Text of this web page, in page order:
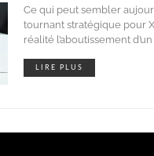
Ce qui peut sembler
tournant stratégique pour
réalité l’aboutissement
LIRE PLUS